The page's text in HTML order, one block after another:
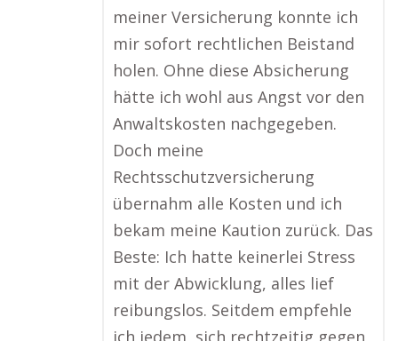
meiner Versicherung konnte ich
mir sofort rechtlichen Beistand
holen. Ohne diese Absicherung
hätte ich wohl aus Angst vor den
Anwaltskosten nachgegeben.
Doch meine
Rechtsschutzversicherung
übernahm alle Kosten und ich
bekam meine Kaution zurück. Das
Beste: Ich hatte keinerlei Stress
mit der Abwicklung, alles lief
reibungslos. Seitdem empfehle
ich jedem, sich rechtzeitig gegen